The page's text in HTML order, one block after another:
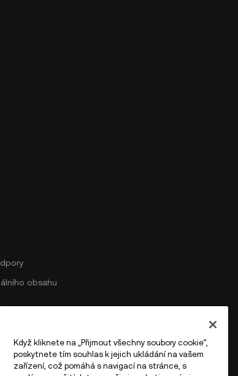
obsahu
na DEX
Bitcoin
Když kliknete na „Přijmout všechny soubory cookie“,
poskytnete tím souhlas k jejich ukládání na vašem
zařízení, což pomáhá s navigací na stránce, s